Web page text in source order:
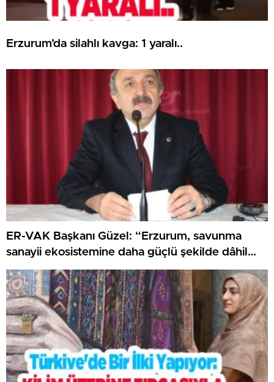
Erzurum’da silahlı kavga: 1 yaralı..
ER-VAK Başkanı Güzel: “Erzurum, savunma
sanayii ekosistemine daha güçlü şekilde dâhil
edilmeli”..